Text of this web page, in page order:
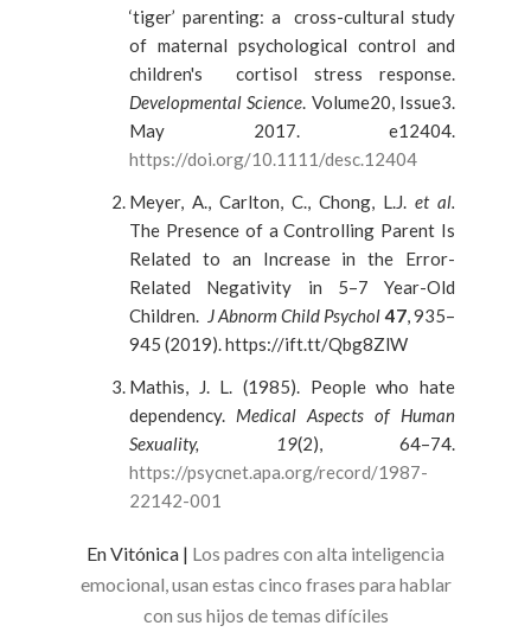
‘tiger’ parenting: a cross-cultural study
of maternal psychological control and
children's cortisol stress response.
Developmental Science. Volume20, Issue3.
May 2017. e12404.
https://doi.org/10.1111/desc.12404
Meyer, A., Carlton, C., Chong, L.J. et al.
The Presence of a Controlling Parent Is
Related to an Increase in the Error-
Related Negativity in 5–7 Year-Old
Children. J Abnorm Child Psychol 47, 935–
945 (2019). https://ift.tt/Qbg8ZlW
Mathis, J. L. (1985). People who hate
dependency. Medical Aspects of Human
Sexuality, 19(2), 64–74.
https://psycnet.apa.org/record/1987-
22142-001
En Vitónica | Los padres con alta inteligencia
emocional, usan estas cinco frases para hablar
con sus hijos de temas difíciles